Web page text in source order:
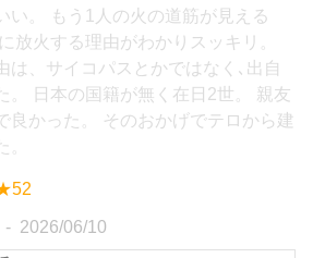
い。 もう1人の火の道筋が見える
放火する理由がわかりスッキリ。
は、サイコパスとかではなく､出自
。 日本の国籍が無く在日2世。 親友
良かった。 そのおかげでテロから建
2026/06/10